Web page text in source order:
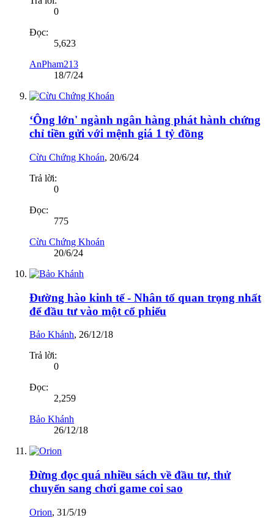
0
Đọc:
5,623
AnPham213
18/7/24
‘Ông lớn' ngành ngân hàng phát hành chứng
chỉ tiền gửi với mệnh giá 1 tỷ đồng
Cừu Chứng Khoán, 20/6/24
Trả lời:
0
Đọc:
775
Cừu Chứng Khoán
20/6/24
Đường hào kinh tế - Nhân tố quan trọng nhất
để đầu tư vào một cổ phiếu
Bảo Khánh, 26/12/18
Trả lời:
0
Đọc:
2,259
Bảo Khánh
26/12/18
Đừng đọc quá nhiều sách về đầu tư, thử
chuyển sang chơi game coi sao
Orion, 31/5/19